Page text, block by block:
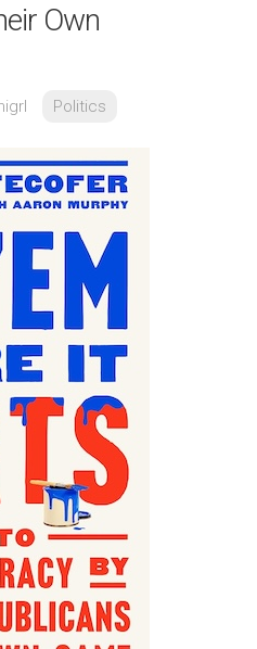
Own
Politics